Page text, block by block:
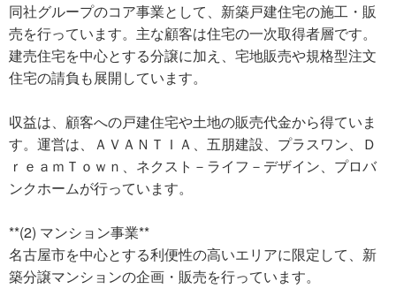
同社グループのコア事業として、新築戸建住宅の施工・販
売を行っています。主な顧客は住宅の一次取得者層です。
建売住宅を中心とする分譲に加え、宅地販売や規格型注文
住宅の請負も展開しています。
収益は、顧客への戸建住宅や土地の販売代金から得ていま
す。運営は、ＡＶＡＮＴＩＡ、五朋建設、プラスワン、Ｄ
ｒｅａｍＴｏｗｎ、ネクスト－ライフ－デザイン、プロバ
ンクホームが行っています。
**(2) マンション事業**
名古屋市を中心とする利便性の高いエリアに限定して、新
築分譲マンションの企画・販売を行っています。